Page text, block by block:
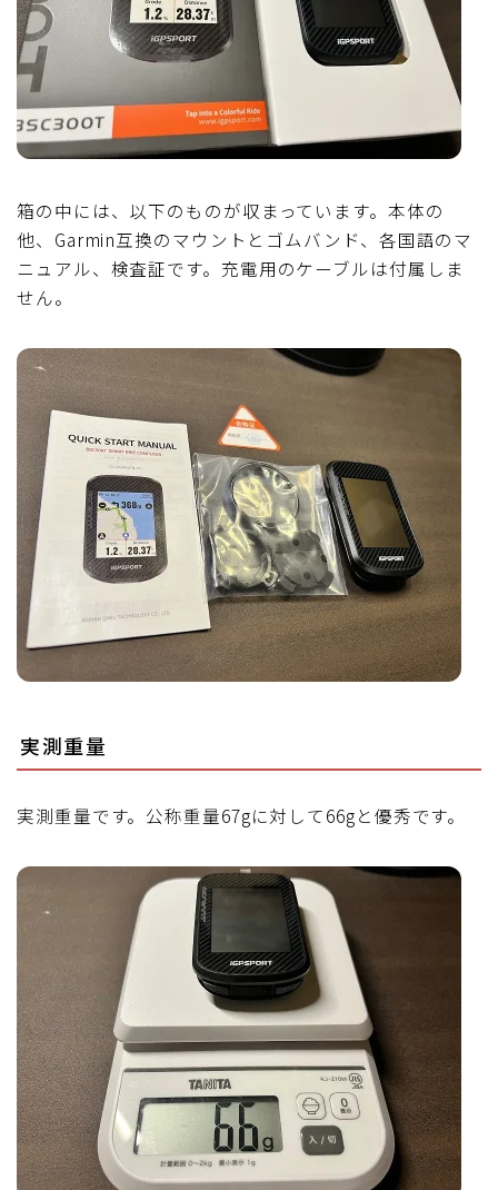
箱の中には、以下のものが収まっています。本体の
他、Garmin互換のマウントとゴムバンド、各国語のマ
ニュアル、検査証です。充電用のケーブルは付属しま
せん。
実測重量
実測重量です。公称重量67gに対して66gと優秀です。